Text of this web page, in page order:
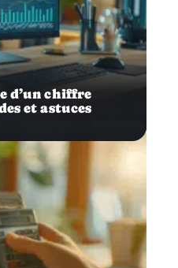
d’un chiffre
et astuces